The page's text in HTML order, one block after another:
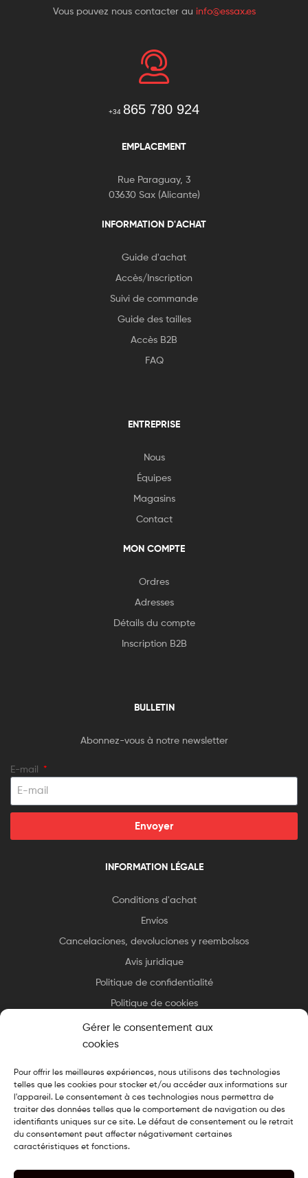
Gérer le consentement aux
cookies
Pour offrir les meilleures expériences, nous utilisons des technologies
telles que les cookies pour stocker et/ou accéder aux informations sur
l'appareil. Le consentement à ces technologies nous permettra de
traiter des données telles que le comportement de navigation ou des
identifiants uniques sur ce site. Le défaut de consentement ou le retrait
du consentement peut affecter négativement certaines
caractéristiques et fonctions.
Vous pouvez nous contacter au info@essax.es
+34 865 780 924
EMPLACEMENT
Rue Paraguay, 3
03630 Sax (Alicante)
INFORMATION D'ACHAT
Guide d'achat
Accès/Inscription
Suivi de commande
Guide des tailles
Accès B2B
FAQ
ENTREPRISE
Nous
Équipes
Magasins
Contact
MON COMPTE
Ordres
Adresses
Détails du compte
Inscription B2B
BULLETIN
Abonnez-vous à notre newsletter
E-mail
Envoyer
INFORMATION LÉGALE
Conditions d'achat
Envíos
Cancelaciones, devoluciones y reembolsos
Avis juridique
Politique de confidentialité
Politique de cookies
Copyright © 2025 Essax.Tous droits réservés. Design cuisiné par
Le Chef du Web